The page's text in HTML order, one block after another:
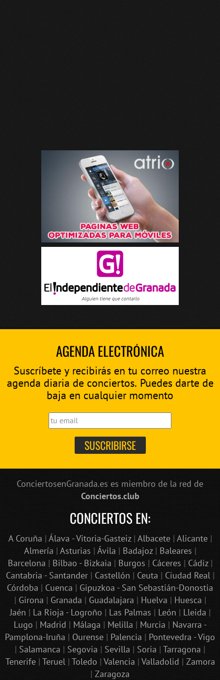
AGENDA ELECTRÓNICA
Suscríbete y recibirás en tu correo nuestra
agenda diaria de conciertos. Puedes darte de
baja en cualquier momento
ConciertosenGranada.es es miembro de la red de
Conciertos.club
CONCIERTOS EN:
A Coruña | Álava - Vitoria-Gasteiz| Albacete| Alicante|
Almería | Asturias | Ávila | Badajoz| Baleares |
Barcelona | Bilbao - Bizkaia | Burgos | Cáceres | Cádiz|
Cantabria - Santander| Castellón | Ceuta | Ciudad Real|
Córdoba | Cuenca | Gipuzkoa - San Sebastián-Donostia
| Girona | Granada | Guadalajara | Huelva | Huesca |
Jaén | La Rioja - Logroño | Las Palmas | León | Lleida |
Lugo | Madrid | Málaga | Melilla | Murcia | Navarra -
Pamplona-Iruña | Ourense | Palencia | Pontevedra - Vigo
| Salamanca | Segovia | Sevilla | Soria | Tarragona |
Tenerife| Teruel| Toledo | Valencia | Valladolid | Zamora
| Zaragoza